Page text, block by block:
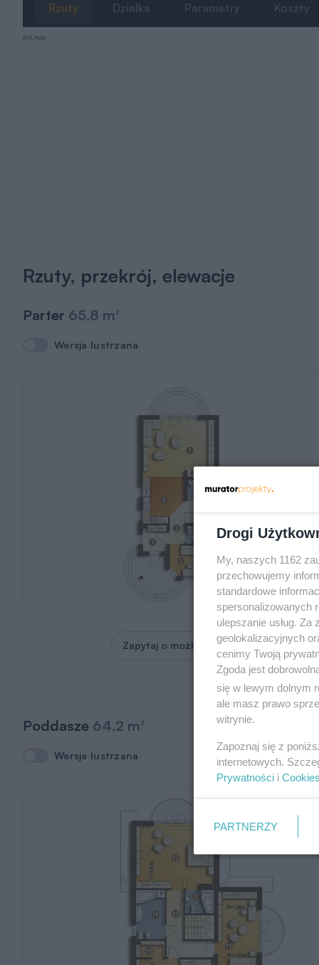
Rzuty Działka Parametry Koszty
REKLAMA
Rzuty, przekrój, elewacje
Parter 65,8 m 2
Wersja lustrzana
Wersja lustrzana
Zapytaj o możliwość zmian
Poddasze 64,2 m 2
Wersja lustrzana
Wersja lustrzana
Drogi
My, naszych 1162
przechowujemy
standardowe
spersonalizowanych
ulepszanie usług.
geolokalizacyjnych
cenimy Twoją
Zgoda jest
się w lewym dolnym
ale masz prawo
witrynie.
Zapoznaj się z
internetowych.
Prywatności i Cookies
PARTNERZY